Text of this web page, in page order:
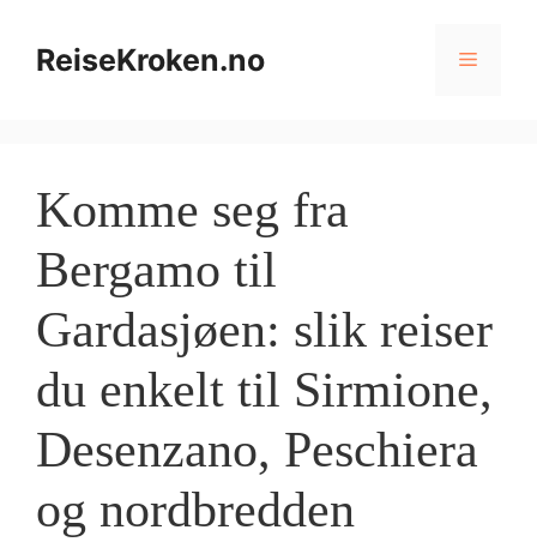
innholdReiseKroken.no Meny
Komme seg fra
Bergamo til
Gardasjøen: slik reiser
du enkelt til Sirmione,
Desenzano, Peschiera
og nordbredden